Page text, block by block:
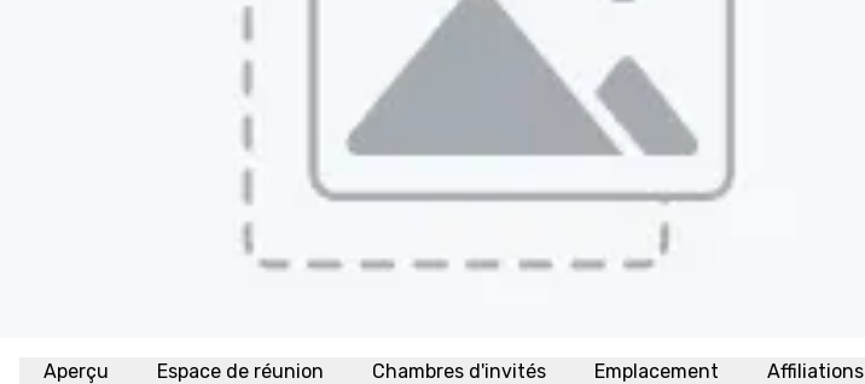
Aperçu Espace de réunion Chambres d'invités Emplacement Affiliations